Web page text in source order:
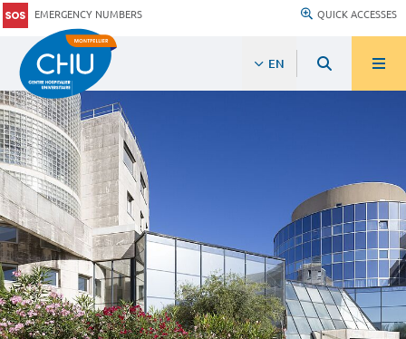
EMERGENCY NUMBERS QUICK ACCESSES
EN